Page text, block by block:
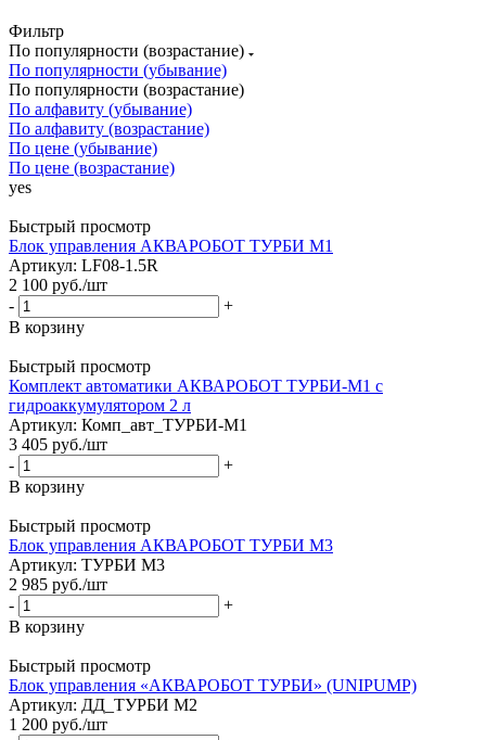
Фильтр
По популярности (возрастание)
По популярности (убывание)
По популярности (возрастание)
По алфавиту (убывание)
По алфавиту (возрастание)
По цене (убывание)
По цене (возрастание)
yes
Быстрый просмотр
Блок управления АКВАРОБОТ ТУРБИ М1
Артикул: LF08-1.5R
2 100 руб./шт
-
+
В корзину
Быстрый просмотр
Комплект автоматики АКВАРОБОТ ТУРБИ-M1 c
гидроаккумулятором 2 л
Артикул: Комп_авт_ТУРБИ-М1
3 405 руб./шт
-
+
В корзину
Быстрый просмотр
Блок управления АКВАРОБОТ ТУРБИ М3
Артикул: ТУРБИ М3
2 985 руб./шт
-
+
В корзину
Быстрый просмотр
Блок управления «АКВАРОБОТ ТУРБИ» (UNIPUMP)
Артикул: ДД_ТУРБИ М2
1 200 руб./шт